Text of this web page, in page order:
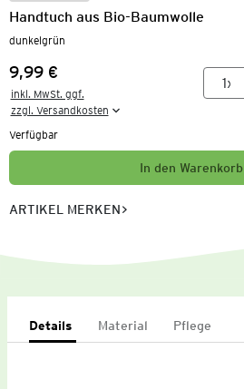
Handtuch aus Bio-Baumwolle
dunkelgrün
Preis:
9,99 €
inkl. MwSt. ggf.
zzgl. Versandkosten
Verfügbar
In den Warenkorb
ARTIKEL MERKEN
Details Material Pflege